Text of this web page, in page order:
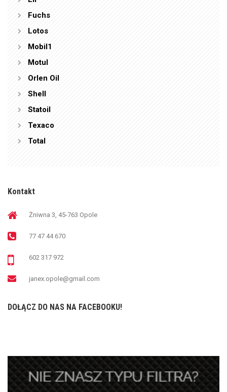
Fuchs
Lotos
Mobil1
Motul
Orlen Oil
Shell
Statoil
Texaco
Total
Kontakt
Żniwna 3, 45-763 Opole
77 47 44 670
602 317 972
janex.opole@gmail.com
DOŁĄCZ DO NAS NA FACEBOOKU!